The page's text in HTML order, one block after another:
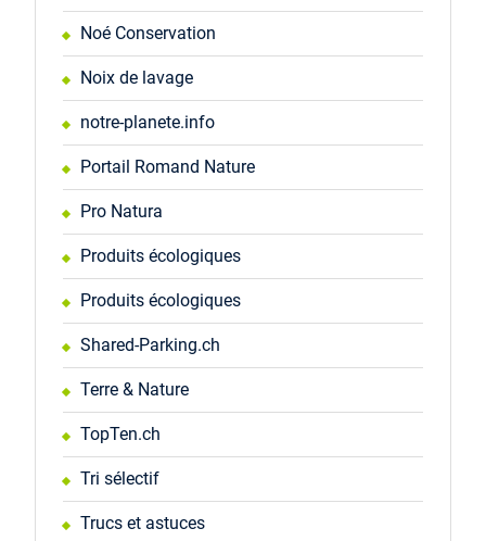
Noé Conservation
Noix de lavage
notre-planete.info
Portail Romand Nature
Pro Natura
Produits écologiques
Produits écologiques
Shared-Parking.ch
Terre & Nature
TopTen.ch
Tri sélectif
Trucs et astuces